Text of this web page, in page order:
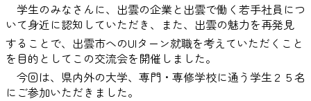
学生のみなさんに、出雲の企業と出雲で働く若手社員につ
いて身近に認知していただき、また、出雲の魅力を再発見
することで、出雲市へのUIターン就職を考えていただくこと
を目的としてこの交流会を開催しました。
今回は、県内外の大学、専門・専修学校に通う学生２５名
にご参加いただきました。